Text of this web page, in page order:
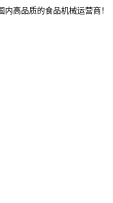
高品质的食品机械运营商！